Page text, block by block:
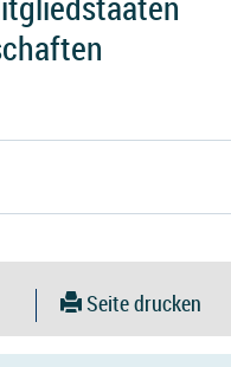
Seite drucken